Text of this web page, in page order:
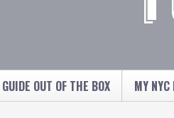
OUT OF THE BOX MY